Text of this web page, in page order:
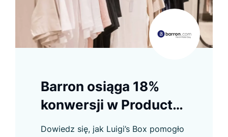
Barron osiąga 18%
konwersji w Product
Listing
Dowiedz się, jak Luigi’s Box pomogło